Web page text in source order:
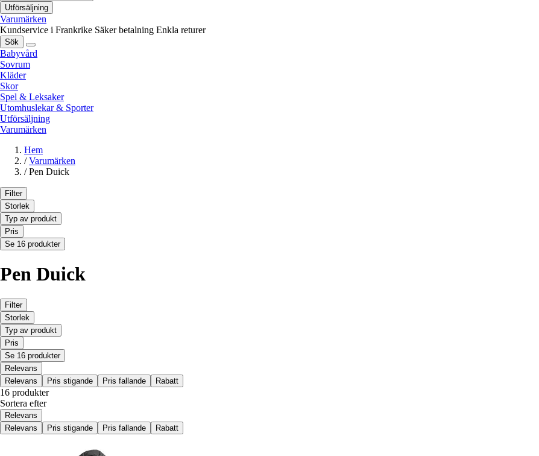
Utförsäljning
Varumärken
Kundservice i Frankrike Säker betalning Enkla returer
Sök
Babyvård
Sovrum
Kläder
Skor
Spel & Leksaker
Utomhuslekar & Sporter
Utförsäljning
Varumärken
Hem
/ Varumärken
/ Pen Duick
Filter
Storlek
Typ av produkt
Pris
Se 16 produkter
Pen Duick
Filter
Storlek
Typ av produkt
Pris
Se 16 produkter
Relevans
Relevans
Pris stigande Pris fallande Rabatt
16 produkter
Sortera efter
Relevans
Relevans
Pris stigande Pris fallande Rabatt